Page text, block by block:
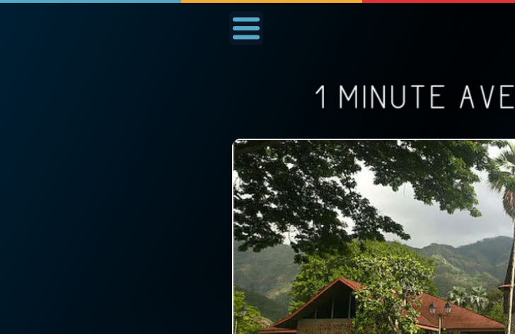
Nous soutenir À propos Facebook
Prier au quotidien
Avec Thérèse de Lisieux
L'Évangile chaque jour
Les premiers samedis
du mois
◼︎À la une
1000 Raisons de Croire
Chapelet pour le monde
Contact
Faire un don